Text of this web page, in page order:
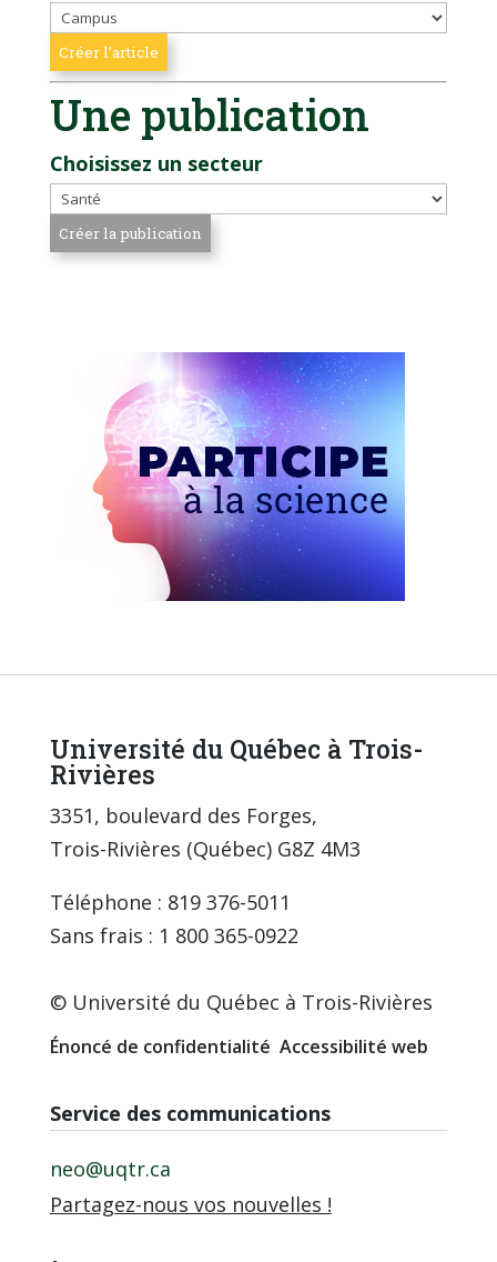
Une publication
Choisissez un secteur
Université du Québec à Trois-
Rivières
3351, boulevard des Forges,
Trois-Rivières (Québec) G8Z 4M3
Téléphone : 819 376-5011
Sans frais : 1 800 365-0922
© Université du Québec à Trois-Rivières
Énoncé de confidentialité Accessibilité web
Service des communications
neo@uqtr.ca
Partagez-nous vos nouvelles !